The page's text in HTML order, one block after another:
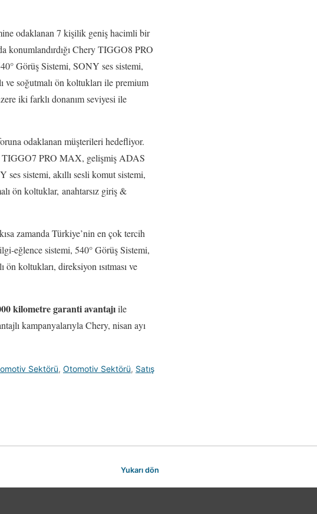
odaklanan 7 kişilik geniş hacimli bir
konumlandırdığı Chery TIGGO8 PRO
Görüş Sistemi, SONY ses sistemi,
ve soğutmalı ön koltukları ile premium
iki farklı donanım seviyesi ile
odaklanan müşterileri hedefliyor.
TIGGO7 PRO MAX, gelişmiş ADAS
sistemi, akıllı sesli komut sistemi,
ön koltuklar, anahtarsız giriş &
zamanda Türkiye’nin en çok tercih
eğlence sistemi, 540° Görüş Sistemi,
koltukları, direksiyon ısıtması ve
kilometre garanti avantajıile
kampanyalarıyla Chery, nisan ayı
Sektörü, Otomotiv Sektörü, Satış
Yukarı dön